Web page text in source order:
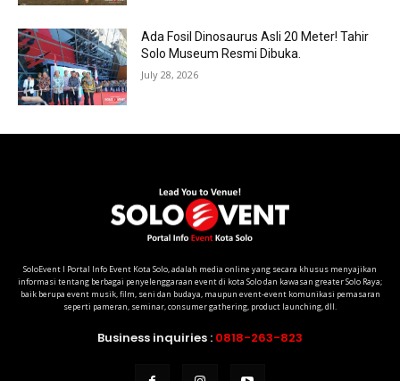
Ada Fosil Dinosaurus Asli 20 Meter! Tahir
Solo Museum Resmi Dibuka.
July 28, 2026
SoloEvent I Portal Info Event Kota Solo, adalah media online yang secara khusus menyajikan
informasi tentang berbagai penyelenggaraan event di kota Solo dan kawasan greater Solo Raya;
baik berupa event musik, film, seni dan budaya, maupun event-event komunikasi pemasaran
seperti pameran, seminar, consumer gathering, product launching, dll.
Business inquiries : 0818-263-823